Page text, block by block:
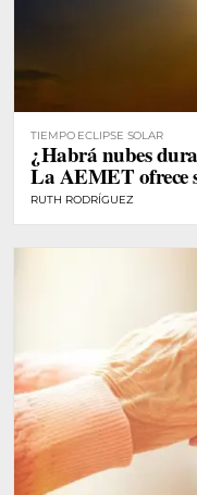
TIEMPO ECLIPSE SOLAR
¿Habrá nubes
La AEMET ofrece
RUTH RODRÍGUEZ